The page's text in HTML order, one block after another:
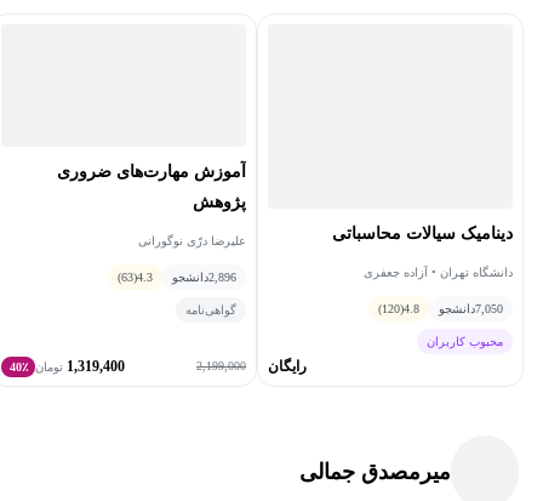
دینامیک سیالات محاسباتی
دانشگاه تهران • آزاده جعفری
7,050دانشجو 4.8
(120)
محبوب کاربران
رایگان
آموزش مهارت‌های ضروری
پژوهش
علیرضا درّی نوگورانی
2,896دانشجو 4.3
(63)
گواهی‌نامه
2,199,000
1,319,400 تومان 40٪
میرمصدق جمالی